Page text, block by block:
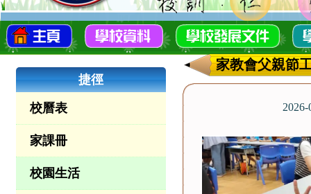
捷徑
校曆表
家課冊
校園生活
家教會父親節